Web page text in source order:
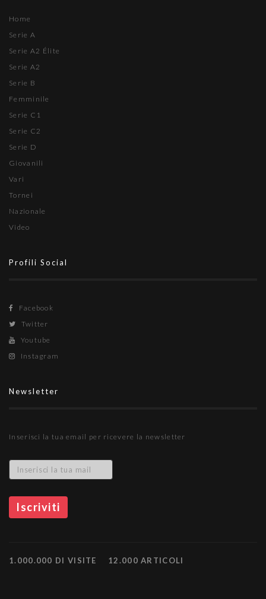
Home
Serie A
Serie A2 Élite
Serie A2
Serie B
Femminile
Serie C1
Serie C2
Serie D
Giovanili
Vari
Tornei
Nazionale
Video
Profili Social
Facebook
Twitter
Youtube
Instagram
Newsletter
Inserisci la tua email per ricevere la newsletter
1.000.000 DI VISITE 12.000 ARTICOLI